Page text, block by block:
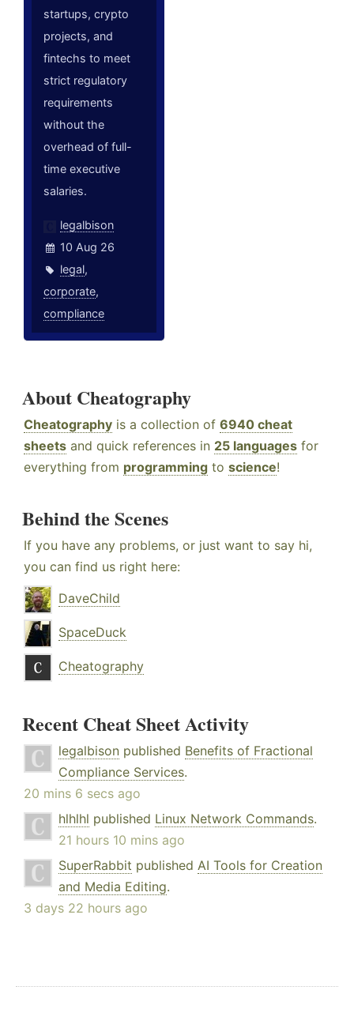
startups, crypto
projects, and
fintechs to meet
strict regulatory
requirements
without the
overhead of full-
time executive
salaries.
legalbison
10 Aug 26
legal,
corporate,
compliance
About Cheatography
Cheatography is a collection of 6940 cheat
sheets and quick references in 25 languages for
everything from programming to science!
Behind the Scenes
If you have any problems, or just want to say hi,
you can find us right here:
DaveChild
SpaceDuck
Cheatography
Recent Cheat Sheet Activity
legalbison published Benefits of Fractional
Compliance Services.
20 mins 6 secs ago
hlhlhl published Linux Network Commands.
21 hours 10 mins ago
SuperRabbit published AI Tools for Creation
and Media Editing.
3 days 22 hours ago